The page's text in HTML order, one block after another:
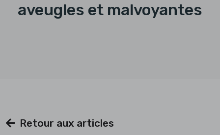
aveugles et malvoyantes
Retour aux articles